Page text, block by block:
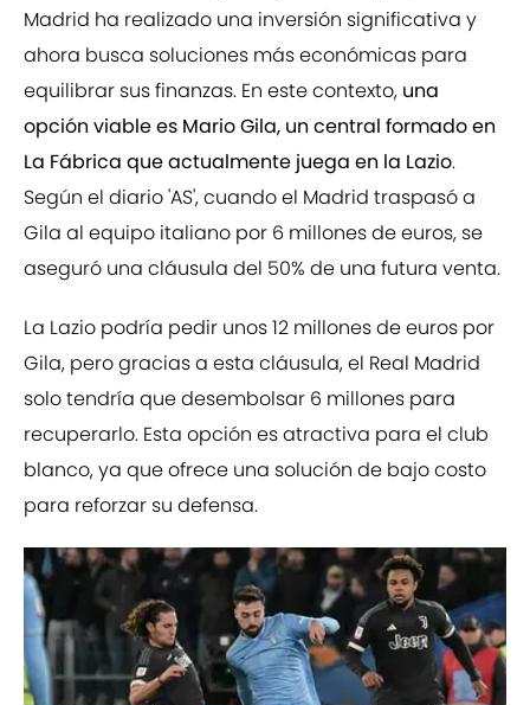
Madrid ha realizado una inversión significativa y
ahora busca soluciones más económicas para
equilibrar sus finanzas. En este contexto, una
opción viable es Mario Gila, un central formado en
La Fábrica que actualmente juega en la Lazio.
Según el diario 'AS', cuando el Madrid traspasó a
Gila al equipo italiano por 6 millones de euros, se
aseguró una cláusula del 50% de una futura venta.
La Lazio podría pedir unos 12 millones de euros por
Gila, pero gracias a esta cláusula, el Real Madrid
solo tendría que desembolsar 6 millones para
recuperarlo. Esta opción es atractiva para el club
blanco, ya que ofrece una solución de bajo costo
para reforzar su defensa.